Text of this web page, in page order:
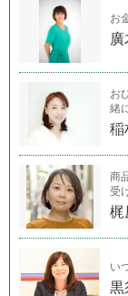
お
お
緒
稲
商
受
梶
い
黒